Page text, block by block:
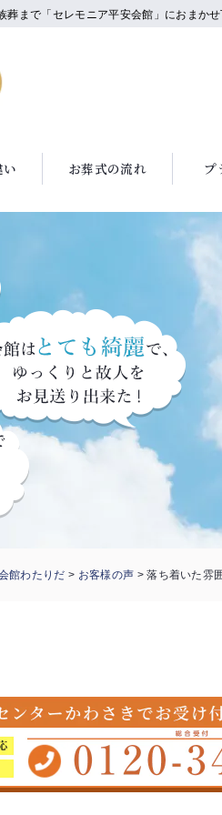
まで「セレモニア平安会館」におまかせ
お葬式の流れ プ
館わたりだ > お客様の声 >落ち着いた雰